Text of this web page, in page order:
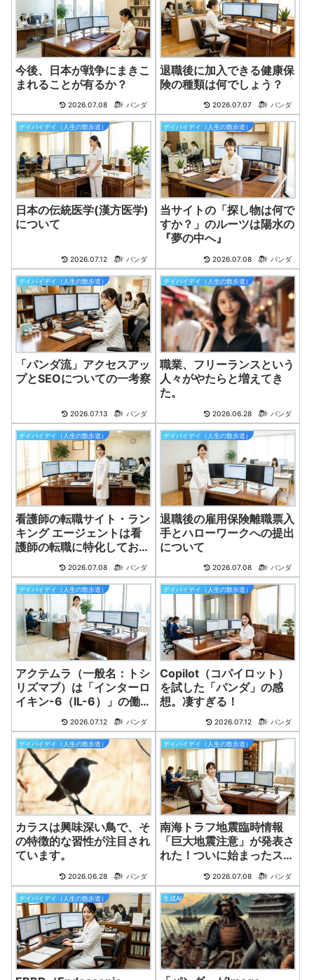
今後、日本が戦争にまきこ
まれることが有るか？
2026.07.08 パンダ
退職後に加入できる健康保
険の種類は何でしょう？
2026.07.07 パンダ
デイバイデイ（人生の散歩道）
日本の伝統医学(漢方医学)
について
2026.07.12 パンダ
デイバイデイ（人生の散歩道）
当サイトの「探し物は何で
すか？」のルーツは陽水の
『夢の中へ』
2026.07.08 パンダ
デイバイデイ（人生の散歩道）
「パンダ流」アクセスアッ
プとSEOについての一考察
2026.07.13 パンダ
デイバイデイ（人生の散歩道）
職業、フリーランスという
人々がやたらと増えてき
た。
2026.06.28 パンダ
デイバイデイ（人生の散歩道）
看護師の転職サイト・ラン
キング エージェントは看
護師の転職に特化してお
かして最適な求人を紹介し
てくれます。
2026.07.08 パンダ
デイバイデイ（人生の散歩道）
退職後の雇用保険離職票入
手とハローワークへの提出
について
2026.07.08 パンダ
デイバイデイ（人生の散歩道）
アクテムラ（一般名：トシ
リズマブ）は「インターロ
イキン-6（IL-6）」の働
きをブロックする。ふ
2026.07.12 パンダ
デイバイデイ（人生の散歩道）
Copilot（コパイロット）
を試した「パンダ」の感
想。凄すぎる！
2026.07.12 パンダ
デイバイデイ（人生の散歩道）
カラスは興味深い鳥で、そ
の特徴的な習性が注目され
ています。
2026.06.28 パンダ
デイバイデイ（人生の散歩道）
南海トラフ地震臨時情報
「巨大地震注意」が発表さ
れた！ついに始まったスロ
2026.07.08 パンダ
デイバイデイ（人生の散歩道） 生成AI